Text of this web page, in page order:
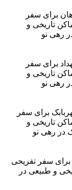
برای سفر
تاریخی و
رهی نو
برای سفر
تاریخی و
رهی نو
برای سفر
تاریخی و
در رهی نو
برای سفر تفریحی
و طبیعی در